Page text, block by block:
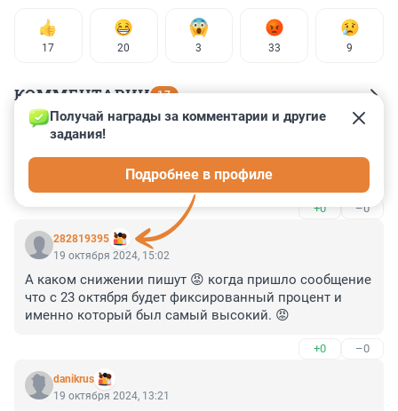
17 20 3 33 9
КОММЕНТАРИИ 17
Гость
Давайте не будем пользоваться услугами такси !!!
+0 –0
282819395
Получай награды за комментарии и другие
задания!
Подробнее в профиле
19 октября 2024, 15:02
А каком снижении пишут 😡 когда пришло сообщение
что с 23 октября будет фиксированный процент и
именно который был самый высокий. 😡
+0 –0
danikrus
19 октября 2024, 13:21